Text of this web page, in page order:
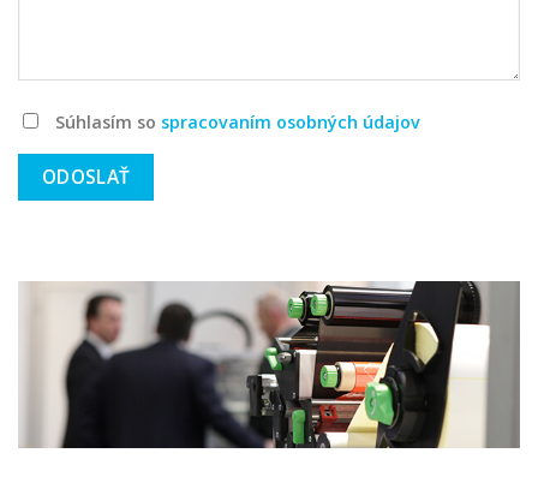
Súhlasím so spracovaním osobných údajov